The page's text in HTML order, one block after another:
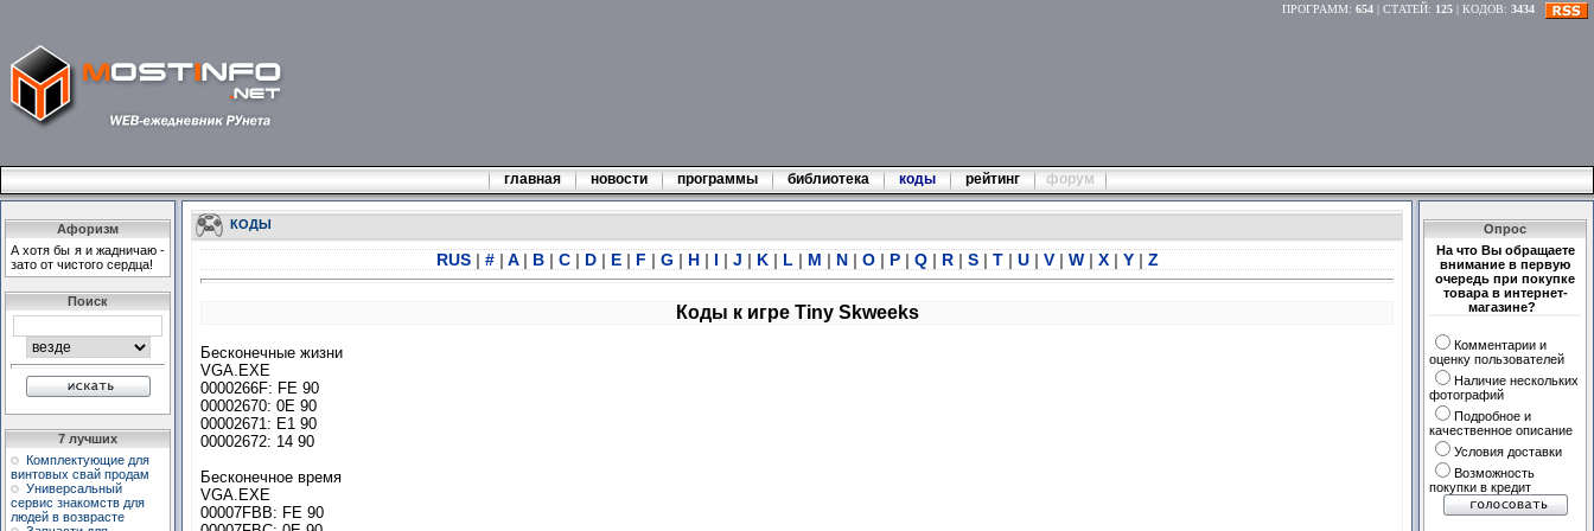
ПРОГРАММ: 654 | СТАТЕЙ: 125 | КОДОВ: 3434
главная новости программы библиотека коды рейтинг форум
Афоризм
А хотя бы я и жадничаю -
зато от чистого сеpдца!
Поиск
7 лучших
Комплектующие для
винтовых свай продам
Универсальный
сервис знакомств для
людей в возврасте
КОДЫ
RUS | # | A | B | C | D | E | F | G | H | I | J | K | L | M | N | O | P | Q | R | S | T | U | V | W | X | Y | Z
Коды к игре Tiny Skweeks
Бесконечные жизни
VGA.EXE
0000266F: FE 90
00002670: 0E 90
00002671: E1 90
00002672: 14 90
Бесконечное время
VGA.EXE
00007FBB: FE 90
Опрос
На что Вы обращаете
внимание в первую
очередь при покупке
товара в интернет-
магазине?
Комментарии и
оценку пользователей
Наличие нескольких
фотографий
Подробное и
качественное описание
Условия доставки
Возможность
покупки в кредит